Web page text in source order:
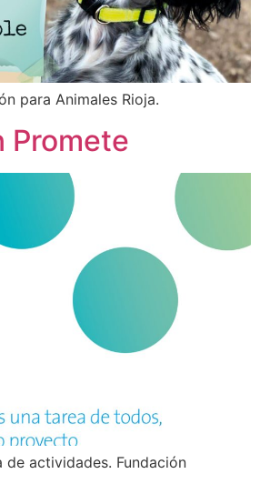
para Animales Rioja.
Promete
actividades. Fundación